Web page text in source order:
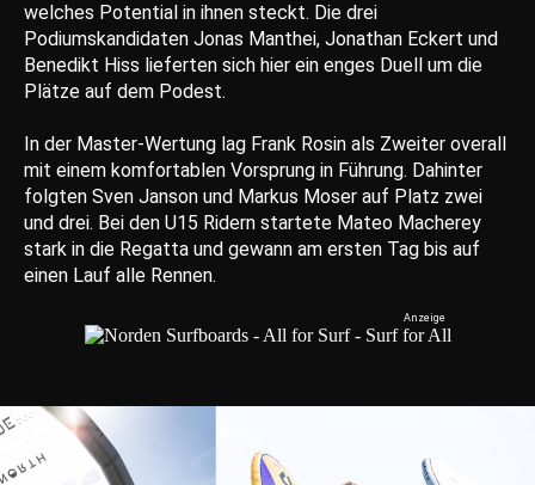
welches Potential in ihnen steckt. Die drei
Podiumskandidaten Jonas Manthei, Jonathan Eckert und
Benedikt Hiss lieferten sich hier ein enges Duell um die
Plätze auf dem Podest.
In der Master-Wertung lag Frank Rosin als Zweiter overall
mit einem komfortablen Vorsprung in Führung. Dahinter
folgten Sven Janson und Markus Moser auf Platz zwei
und drei. Bei den U15 Ridern startete Mateo Macherey
stark in die Regatta und gewann am ersten Tag bis auf
einen Lauf alle Rennen.